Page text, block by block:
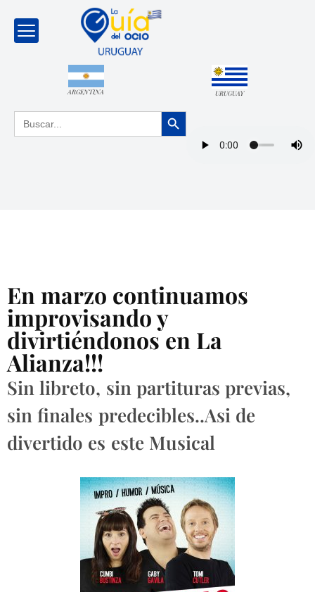
ARGENTINA URUGUAY
Buscar: Botón de búsqueda
En marzo continuamos
improvisando y
divirtiéndonos en La
Alianza!!!
Sin libreto, sin partituras previas,
sin finales predecibles..Asi de
divertido es este Musical